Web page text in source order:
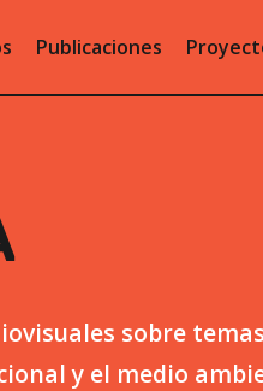
Publicaciones
sobre
y el medio